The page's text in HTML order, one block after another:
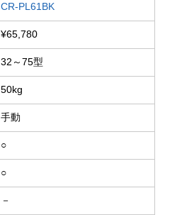
CR-PL61BK
¥65,780
32～75型
50kg
手動
○
○
－